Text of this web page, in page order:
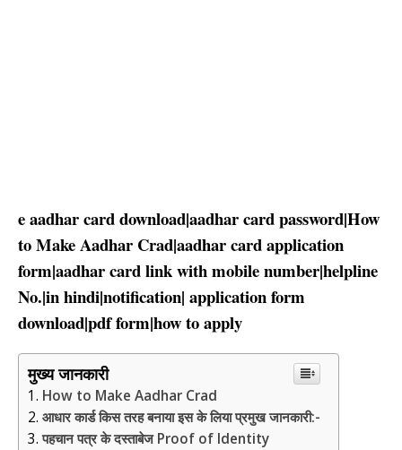
e aadhar card download|aadhar card password|How
to Make Aadhar Crad|aadhar card application
form|aadhar card link with mobile number|helpline
No.|in hindi|notification| application form
download|pdf form|how to apply
मुख्य जानकारी
How to Make Aadhar Crad
आधार कार्ड किस तरह बनाया इस के लिया प्रमुख जानकारी:-
पहचान पत्र के दस्ताबेज Proof of Identity